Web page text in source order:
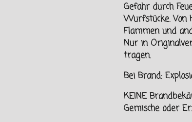
Gefahr durch
Wurfstücke. Von
Flammen und
Nur in
tragen.
Bei Brand:
KEINE
Gemische oder